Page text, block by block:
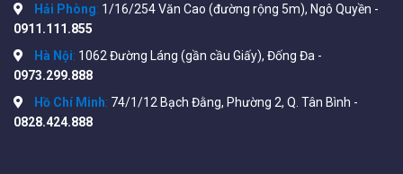
Hải Phòng: 1/16/254 Văn Cao (đường rộng 5m), Ngô Quyền -
0911.111.855
Hà Nội: 1062 Đường Láng (gần cầu Giấy), Đống Đa -
0973.299.888
Hồ Chí Minh: 74/1/12 Bạch Đằng, Phường 2, Q. Tân Bình -
0828.424.888